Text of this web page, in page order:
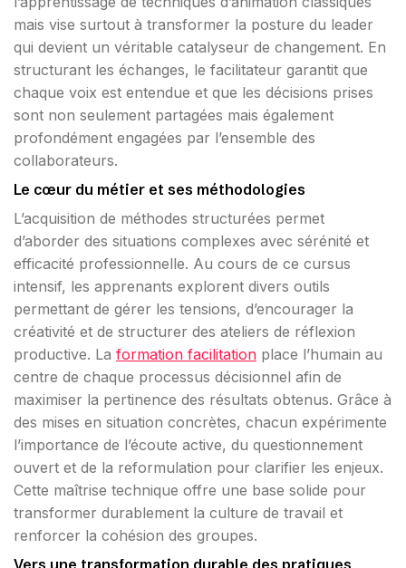
mais vise surtout à transformer la posture du leader
qui devient un véritable catalyseur de changement. En
structurant les échanges, le facilitateur garantit que
chaque voix est entendue et que les décisions prises
sont non seulement partagées mais également
profondément engagées par l’ensemble des
collaborateurs.
Le cœur du métier et ses méthodologies
L’acquisition de méthodes structurées permet
d’aborder des situations complexes avec sérénité et
efficacité professionnelle. Au cours de ce cursus
intensif, les apprenants explorent divers outils
permettant de gérer les tensions, d’encourager la
créativité et de structurer des ateliers de réflexion
productive. La formation facilitation place l’humain au
centre de chaque processus décisionnel afin de
maximiser la pertinence des résultats obtenus. Grâce à
des mises en situation concrètes, chacun expérimente
l’importance de l’écoute active, du questionnement
ouvert et de la reformulation pour clarifier les enjeux.
Cette maîtrise technique offre une base solide pour
transformer durablement la culture de travail et
renforcer la cohésion des groupes.
Vers une transformation durable des pratiques